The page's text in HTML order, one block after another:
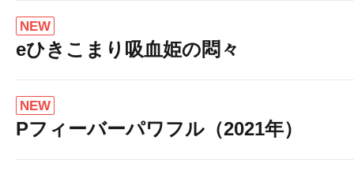
NEW
eひきこまり吸血姫の悶々
NEW
Pフィーバーパワフル（2021年）